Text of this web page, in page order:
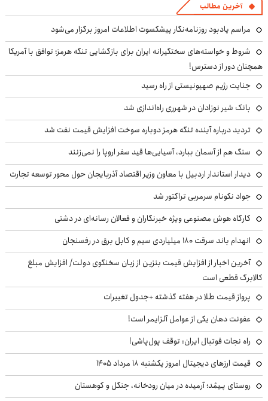
آخرین مطالب
مراسم یادبود روزنامه‌نگار پیشکسوت اطلاعات امروز برگزار می‌شود
شروط و خواسته‌های سختگیرانه ایران برای بازگشایی تنگه هرمز؛ توافق با آمریکا
همچنان دور از دسترس!
جنایت رژیم صهیونیستی از راه رسید
بانک شیر نوزادان در شهرری راه‌اندازی شد
تردید درباره آینده تنگه هرمز دوباره سوخت افزایش قیمت نفت شد
سنگ هم از آسمان ببارد، آسیایی‌ها قید سفر اروپا را نمی‌زنند
دیدار استاندار اردبیل با معاون وزیر اقتصاد آذربایجان حول محور توسعه تجارت
جواد نکونام سرمربی تراکتور شد
کارگاه هوش مصنوعی ویژه خبرنگاران و فعالان رسانه‌ای در دشتی
انهدام باند سرقت ۱۸۰ میلیاردی سیم و کابل برق در رفسنجان
آخرین اخبار از افزایش قیمت بنزین از زبان سخنگوی دولت/ افزایش مبلغ
کالابرگ قطعی است
پرواز قیمت طلا در هفته گذشته +جدول تغییرات
عفونت دهان یکی از عوامل آلزایمر است!
راه نجات فوتبال ایران: توقف پول‌پاشی!
قیمت ارزهای دیجیتال امروز یکشنبه ۱۸ مرداد ۱۴۰۵
روستای پـِیمُد؛ آرمیده در میان رودخانه، جنگل و کوهستان